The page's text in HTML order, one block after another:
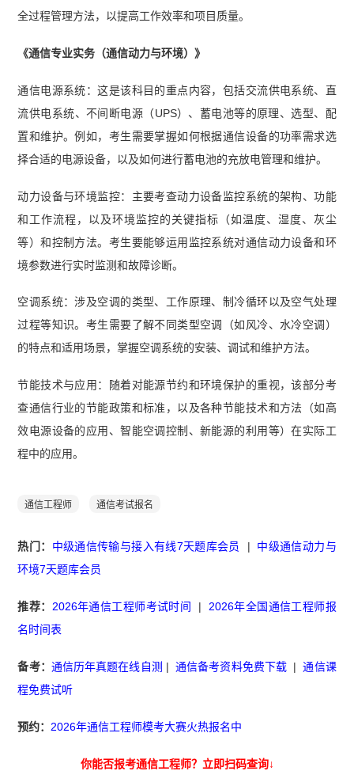
全过程管理方法，以提高工作效率和项目质量。
《通信专业实务（通信动力与环境）》
通信电源系统：这是该科目的重点内容，包括交流供电系统、直
流供电系统、不间断电源（UPS）、蓄电池等的原理、选型、配
置和维护。例如，考生需要掌握如何根据通信设备的功率需求选
择合适的电源设备，以及如何进行蓄电池的充放电管理和维护。
动力设备与环境监控：主要考查动力设备监控系统的架构、功能
和工作流程，以及环境监控的关键指标（如温度、湿度、灰尘
等）和控制方法。考生要能够运用监控系统对通信动力设备和环
境参数进行实时监测和故障诊断。
空调系统：涉及空调的类型、工作原理、制冷循环以及空气处理
过程等知识。考生需要了解不同类型空调（如风冷、水冷空调）
的特点和适用场景，掌握空调系统的安装、调试和维护方法。
节能技术与应用：随着对能源节约和环境保护的重视，该部分考
查通信行业的节能政策和标准，以及各种节能技术和方法（如高
效电源设备的应用、智能空调控制、新能源的利用等）在实际工
程中的应用。
通信工程师 通信考试报名
热门： 中级通信传输与接入有线7天题库会员 | 中级通信动力与
环境7天题库会员
推荐： 2026年通信工程师考试时间 | 2026年全国通信工程师报
名时间表
备考： 通信历年真题在线自测 |通信备考资料免费下载 |通信课
程免费试听
预约： 2026年通信工程师模考大赛火热报名中
你能否报考通信工程师？立即扫码查询↓